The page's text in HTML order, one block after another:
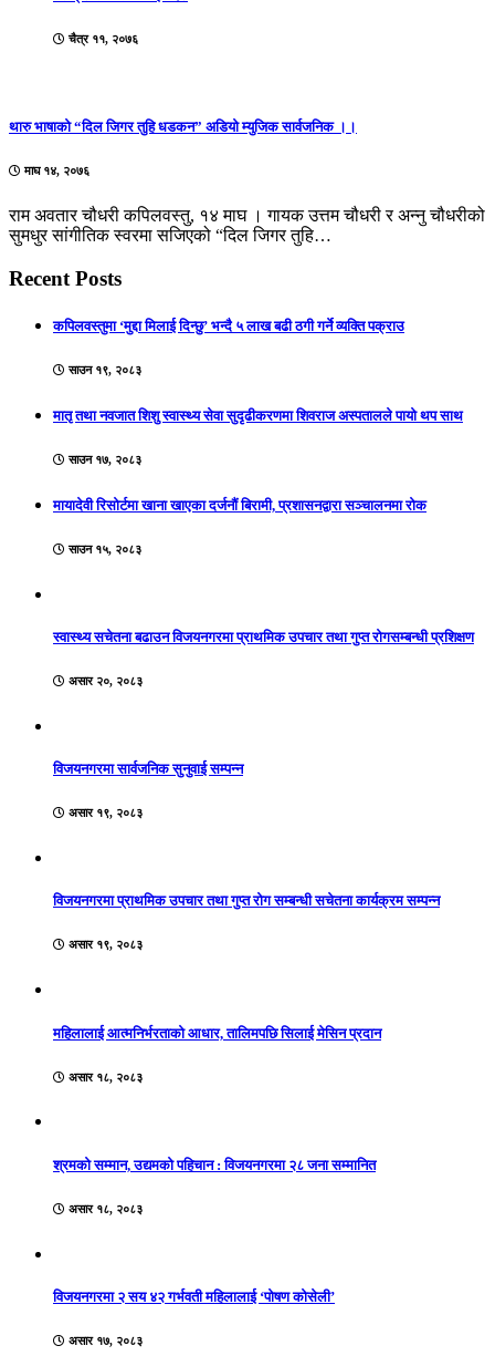
चैत्र ११, २०७६
थारु भाषाको “दिल जिगर तुहि धडकन” अडियो म्युजिक सार्वजनिक ।।
माघ १४, २०७६
राम अवतार चौधरी कपिलवस्तु, १४ माघ । गायक उत्तम चौधरी र अन्नु चौधरीको
सुमधुर सांगीतिक स्वरमा सजिएको “दिल जिगर तुहि…
Recent Posts
कपिलवस्तुमा ‘मुद्दा मिलाई दिन्छु’ भन्दै ५ लाख बढी ठगी गर्ने व्यक्ति पक्राउ
साउन १९, २०८३
मातृ तथा नवजात शिशु स्वास्थ्य सेवा सुदृढीकरणमा शिवराज अस्पतालले पायो थप साथ
साउन १७, २०८३
मायादेवी रिसोर्टमा खाना खाएका दर्जनौं बिरामी, प्रशासनद्वारा सञ्चालनमा रोक
साउन १५, २०८३
स्वास्थ्य सचेतना बढाउन विजयनगरमा प्राथमिक उपचार तथा गुप्त रोगसम्बन्धी प्रशिक्षण
असार २०, २०८३
विजयनगरमा सार्वजनिक सुनुवाई सम्पन्न
असार १९, २०८३
विजयनगरमा प्राथमिक उपचार तथा गुप्त रोग सम्बन्धी सचेतना कार्यक्रम सम्पन्न
असार १९, २०८३
महिलालाई आत्मनिर्भरताको आधार, तालिमपछि सिलाई मेसिन प्रदान
असार १८, २०८३
श्रमको सम्मान, उद्यमको पहिचान : विजयनगरमा २८ जना सम्मानित
असार १८, २०८३
विजयनगरमा २ सय ४२ गर्भवती महिलालाई ‘पोषण कोसेली’
असार १७, २०८३